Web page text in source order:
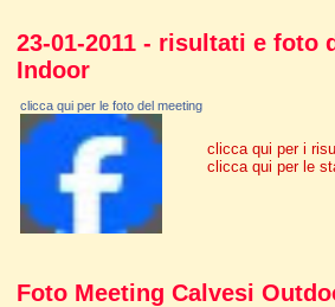
23-01-2011 - risultati e foto
Indoor
clicca qui per le foto del meeting
clicca qui per i
clicca qui per le
Foto Meeting Calvesi